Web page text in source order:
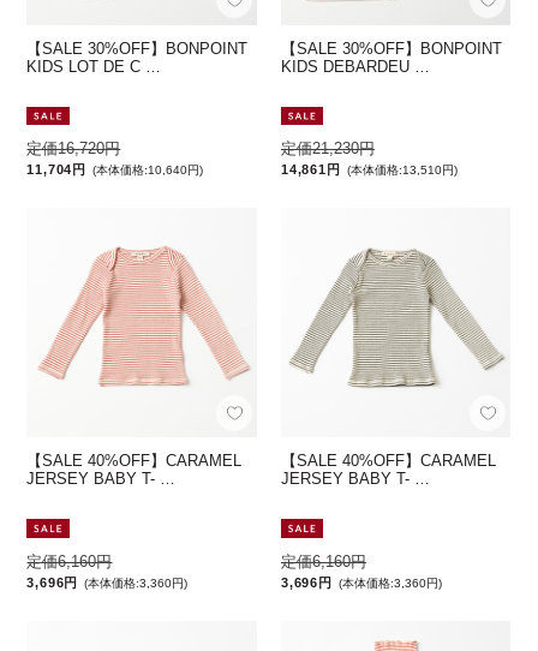
【SALE 30%OFF】BONPOINT
KIDS LOT DE C …
定価16,720円
11,704円 (本体価格:10,640円)
【SALE 30%OFF】BONPOINT
KIDS DEBARDEU …
定価21,230円
14,861円 (本体価格:13,510円)
【SALE 40%OFF】CARAMEL
JERSEY BABY T- …
定価6,160円
3,696円 (本体価格:3,360円)
【SALE 40%OFF】CARAMEL
JERSEY BABY T- …
定価6,160円
3,696円 (本体価格:3,360円)